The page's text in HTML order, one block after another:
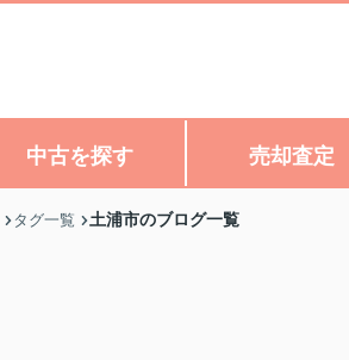
中古を探す 売却査定
タグ一覧 土浦市のブログ一覧